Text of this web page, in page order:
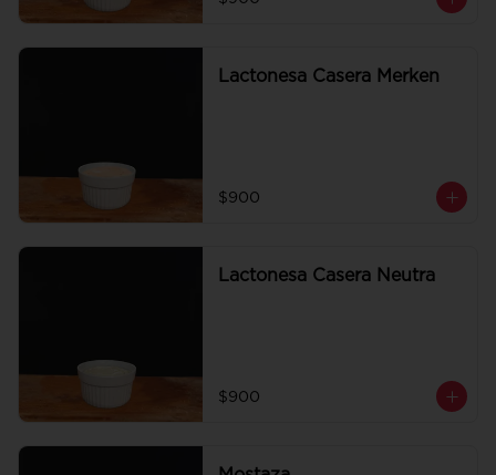
Lactonesa Casera Merken
$900
Lactonesa Casera Neutra
$900